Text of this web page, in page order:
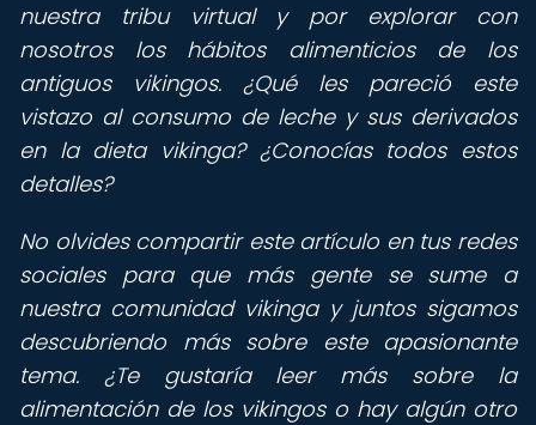
nuestra tribu virtual y por explorar con
nosotros los hábitos alimenticios de los
antiguos vikingos. ¿Qué les pareció este
vistazo al consumo de leche y sus derivados
en la dieta vikinga? ¿Conocías todos estos
detalles?
No olvides compartir este artículo en tus redes
sociales para que más gente se sume a
nuestra comunidad vikinga y juntos sigamos
descubriendo más sobre este apasionante
tema. ¿Te gustaría leer más sobre la
alimentación de los vikingos o hay algún otro